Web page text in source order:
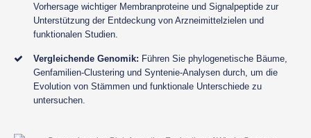
Vorhersage wichtiger Membranproteine und Signalpeptide zur
Unterstützung der Entdeckung von Arzneimittelzielen und
funktionalen Studien.
Vergleichende Genomik: Führen Sie phylogenetische Bäume,
Genfamilien-Clustering und Syntenie-Analysen durch, um die
Evolution von Stämmen und funktionale Unterschiede zu
untersuchen.